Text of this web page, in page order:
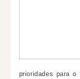
prioridades para o